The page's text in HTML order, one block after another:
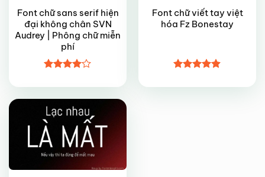
Font chữ sans serif hiện
đại không chân SVN
Audrey | Phông chữ miễn
phí
xếp hạng
45 sao
Font chữ viết tay việt
hóa Fz Bonestay
hạng4.95